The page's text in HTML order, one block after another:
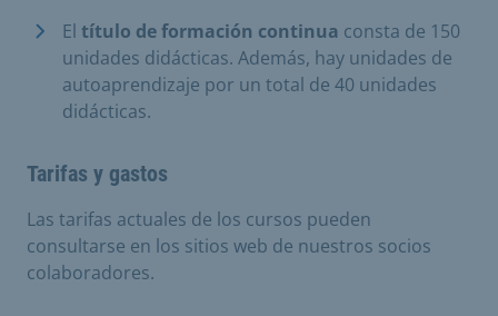
El título de formación continua consta de 150
unidades didácticas. Además, hay unidades de
autoaprendizaje por un total de 40 unidades
didácticas.
Tarifas y gastos
Las tarifas actuales de los cursos pueden
consultarse en los sitios web de nuestros socios
colaboradores.